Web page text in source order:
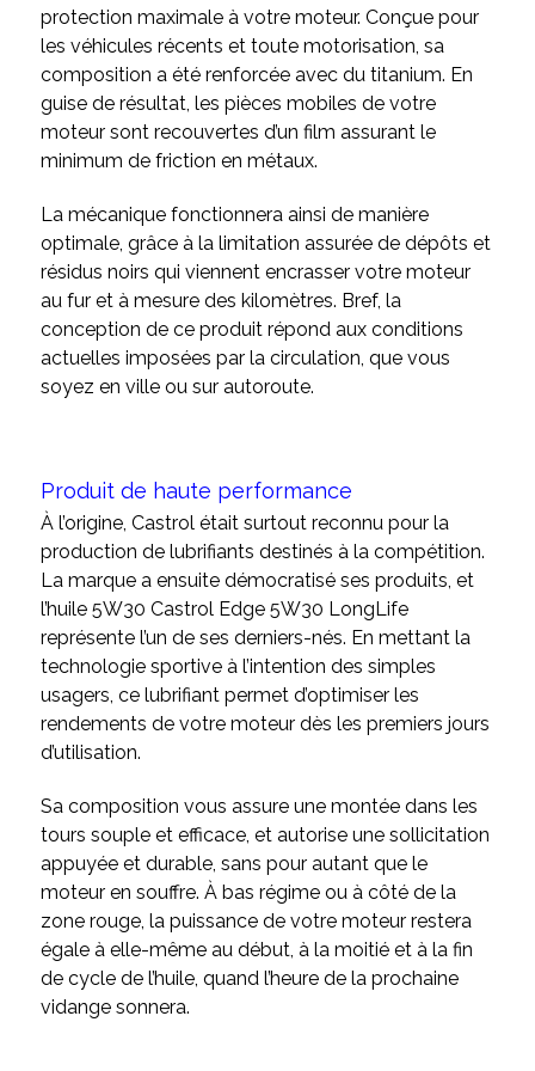
protection maximale à votre moteur. Conçue pour
les véhicules récents et toute motorisation, sa
composition a été renforcée avec du titanium. En
guise de résultat, les pièces mobiles de votre
moteur sont recouvertes d’un film assurant le
minimum de friction en métaux.
La mécanique fonctionnera ainsi de manière
optimale, grâce à la limitation assurée de dépôts et
résidus noirs qui viennent encrasser votre moteur
au fur et à mesure des kilomètres. Bref, la
conception de ce produit répond aux conditions
actuelles imposées par la circulation, que vous
soyez en ville ou sur autoroute.
Produit de haute performance
À l’origine, Castrol était surtout reconnu pour la
production de lubrifiants destinés à la compétition.
La marque a ensuite démocratisé ses produits, et
l’huile 5W30 Castrol Edge 5W30 LongLife
représente l’un de ses derniers-nés. En mettant la
technologie sportive à l’intention des simples
usagers, ce lubrifiant permet d’optimiser les
rendements de votre moteur dès les premiers jours
d’utilisation.
Sa composition vous assure une montée dans les
tours souple et efficace, et autorise une sollicitation
appuyée et durable, sans pour autant que le
moteur en souffre. À bas régime ou à côté de la
zone rouge, la puissance de votre moteur restera
égale à elle-même au début, à la moitié et à la fin
de cycle de l’huile, quand l’heure de la prochaine
vidange sonnera.